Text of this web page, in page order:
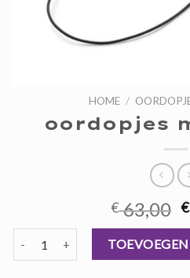
HOME /
oordopjes
€63,00 €
oordopjes met draad aantal